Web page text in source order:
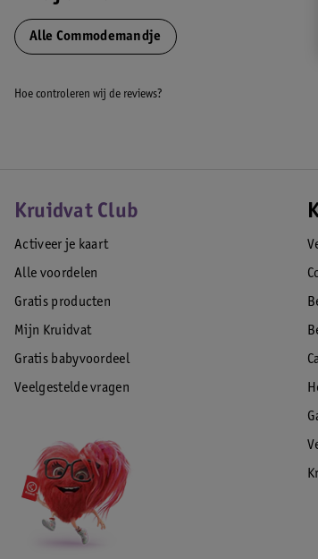
Alle Commodemandje
Hoe controleren wij de reviews?
Kruidvat Club
Activeer je kaart
Alle voordelen
Gratis producten
Mijn Kruidvat
Gratis babyvoordeel
Veelgestelde vragen